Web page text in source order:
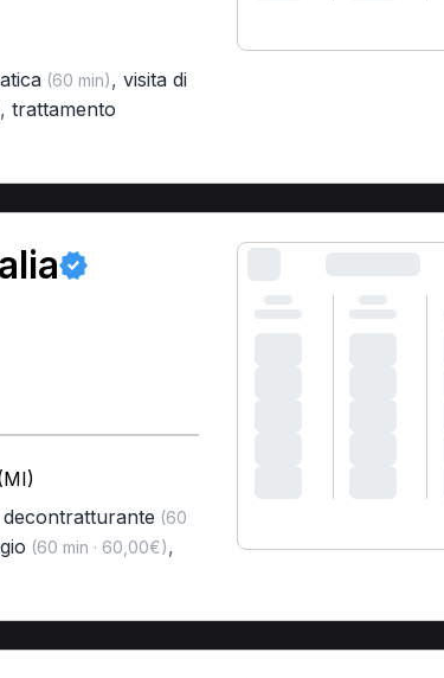
(60 min), visita di
, trattamento
decontratturante (60
(60 min · 60,00€),